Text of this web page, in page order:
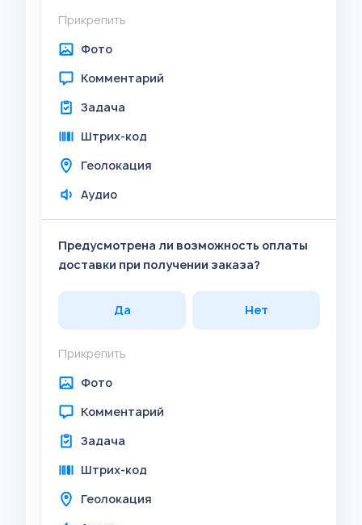
Прикрепить
Фото
Комментарий
Задача
Штрих-код
Геолокация
Аудио
Предусмотрена ли возможность оплаты
доставки при получении заказа?
Да Нет
Прикрепить
Фото
Комментарий
Задача
Штрих-код
Геолокация